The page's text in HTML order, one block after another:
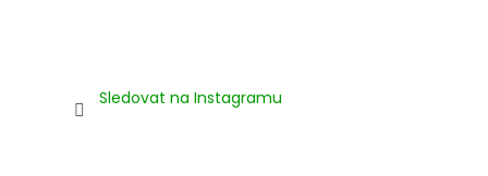
Sledovat na Instagramu